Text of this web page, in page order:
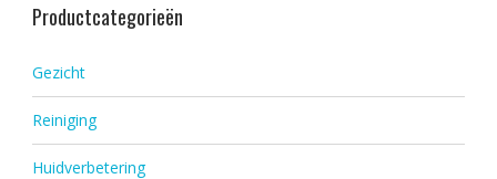
Productcategorieën
Gezicht
Reiniging
Huidverbetering